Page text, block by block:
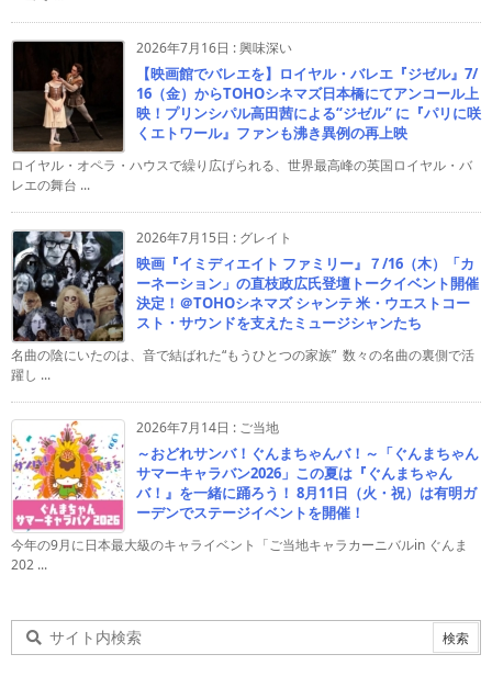
2026年7月16日 :興味深い
【映画館でバレエを】ロイヤル・バレエ『ジゼル』7/
16（金）からTOHOシネマズ日本橋にてアンコール上
映！プリンシパル高田茜による“ジゼル” に『パリに咲
くエトワール』ファンも沸き異例の再上映
ロイヤル・オペラ・ハウスで繰り広げられる、世界最高峰の英国ロイヤル・バ
レエの舞台 ...
2026年7月15日 : グレイト
映画『イミディエイト ファミリー』７/16（木）「カ
ーネーション」の直枝政広氏登壇トークイベント開催
決定！＠TOHOシネマズ シャンテ 米・ウエストコー
スト・サウンドを支えたミュージシャンたち
名曲の陰にいたのは、音で結ばれた“もうひとつの家族” 数々の名曲の裏側で活
躍し ...
2026年7月14日 : ご当地
～おどれサンバ！ぐんまちゃんバ！～「ぐんまちゃん
サマーキャラバン2026」この夏は『ぐんまちゃん
バ！』を一緒に踊ろう！ 8月11日（火・祝）は有明ガ
ーデンでステージイベントを開催！
今年の9月に日本最大級のキャライベント「ご当地キャラカーニバルin ぐんま
202 ...